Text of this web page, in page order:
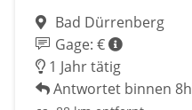
Bad Dürrenberg
Gage: €
1 Jahr tätig
Antwortet binnen 8h